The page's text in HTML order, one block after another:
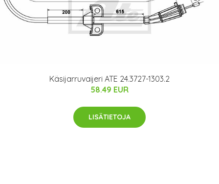
Käsijarruvaijeri ATE 24.3727-1303.2
58.49 EUR
LISÄTIETOJA